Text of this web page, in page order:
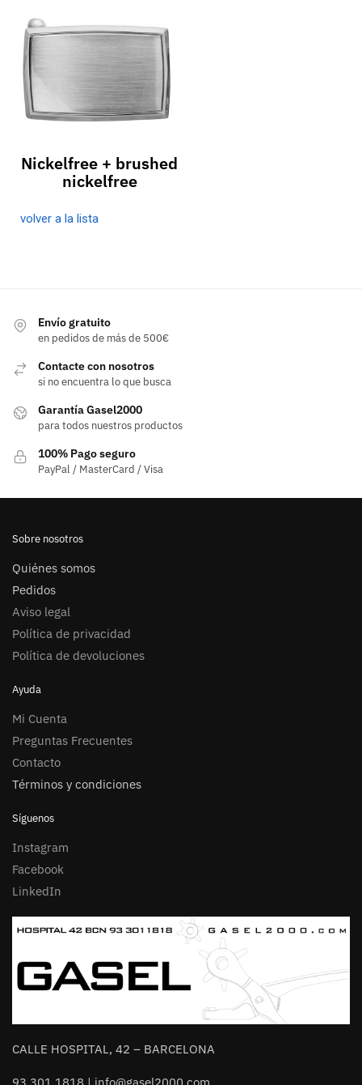
Nickelfree + brushed
nickelfree
volver a la lista
Envío gratuito
en pedidos de más de 500€
Contacte con nosotros
si no encuentra lo que busca
Garantía Gasel2000
para todos nuestros productos
100% Pago seguro
PayPal / MasterCard / Visa
Sobre nosotros
Quiénes somos
Pedidos
Aviso legal
Política de privacidad
Política de devoluciones
Ayuda
Mi Cuenta
Preguntas Frecuentes
Contacto
Términos y condiciones
Síguenos
Instagram
Facebook
LinkedIn
CALLE HOSPITAL, 42 – BARCELONA